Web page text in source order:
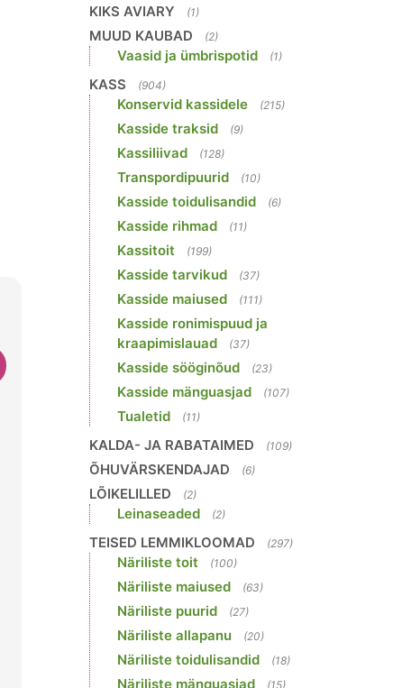
KIKS AVIARY (1)
MUUD KAUBAD (2)
Vaasid ja ümbrispotid (1)
KASS (904)
Konservid kassidele (215)
Kasside traksid (9)
Kassiliivad (128)
Transpordipuurid (10)
Kasside toidulisandid (6)
Kasside rihmad (11)
Kassitoit (199)
Kasside tarvikud (37)
Kasside maiused (111)
Kasside ronimispuud ja
kraapimislauad
(37)
Kasside sööginõud (23)
Kasside mänguasjad (107)
Tualetid (11)
KALDA- JA RABATAIMED (109)
ÕHUVÄRSKENDAJAD (6)
LÕIKELILLED (2)
Leinaseaded (2)
TEISED LEMMIKLOOMAD (297)
Näriliste toit (100)
Näriliste maiused (63)
Näriliste puurid (27)
Näriliste allapanu (20)
Näriliste toidulisandid (18)
Näriliste mänguasjad (15)